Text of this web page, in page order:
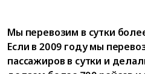
Мы перевозим в сутки
Если в 2009 году мы
пассажиров в сутки и